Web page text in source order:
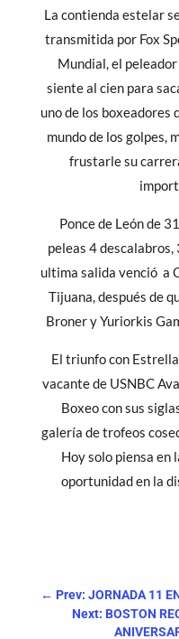
La contienda estelar
transmitida por Fox
Mundial, el
siente al cien para
uno de los
mundo de los golpes,
frustarle su
Ponce de León de
peleas 4
ultima salida venció a
Tijuana, después de
Broner y Yuriorkis
El triunfo con
vacante de USNBC
Boxeo con sus
galería de trofeos
Hoy solo piensa en
oportunidad en la
← Prev: JORNADA 11
Next: BOSTON